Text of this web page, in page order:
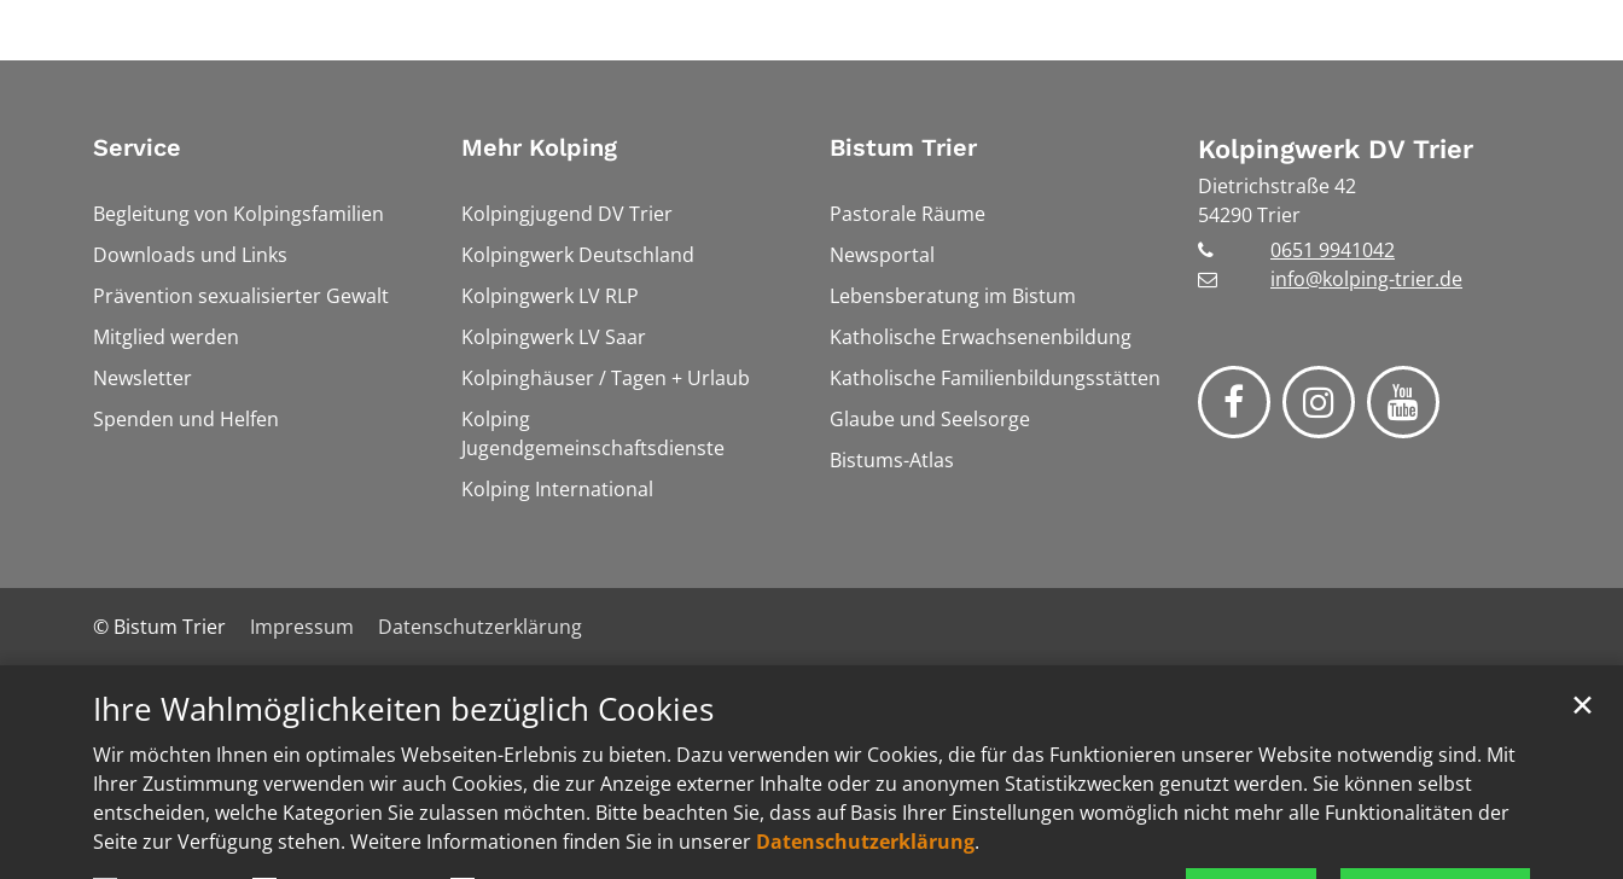
Ihre Wahlmöglichkeiten bezüglich Cookies
Wir möchten Ihnen ein optimales Webseiten-Erlebnis zu bieten. Dazu verwenden wir Cookies, die für das Funktionieren unserer Website notwendig sind. Mit
Ihrer Zustimmung verwenden wir auch Cookies, die zur Anzeige externer Inhalte oder zu anonymen Statistikzwecken genutzt werden. Sie können selbst
entscheiden, welche Kategorien Sie zulassen möchten. Bitte beachten Sie, dass auf Basis Ihrer Einstellungen womöglich nicht mehr alle Funktionalitäten der
Seite zur Verfügung stehen. Weitere Informationen finden Sie in unserer Datenschutzerklärung.
✕
Service
Begleitung von Kolpingsfamilien
Downloads und Links
Prävention sexualisierter Gewalt
Mitglied werden
Newsletter
Spenden und Helfen
Mehr Kolping
Kolpingjugend DV Trier
Kolpingwerk Deutschland
Kolpingwerk LV RLP
Kolpingwerk LV Saar
Kolpinghäuser / Tagen + Urlaub
Kolping
Jugendgemeinschaftsdienste
Kolping International
Bistum Trier
Pastorale Räume
Newsportal
Lebensberatung im Bistum
Katholische Erwachsenenbildung
Katholische Familienbildungsstätten
Glaube und Seelsorge
Bistums-Atlas
Kolpingwerk DV Trier
Dietrichstraße 42
54290Trier
0651 9941042
info@kolping-trier.de
© Bistum Trier Impressum Datenschutzerklärung